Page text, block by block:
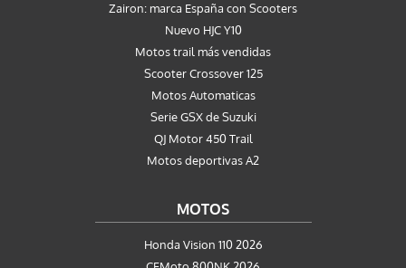
Zairon: marca España con Scooters
Nuevo HJC Y10
Motos trail más vendidas
Scooter Crossover 125
Motos Automaticas
Serie GSX de Suzuki
QJ Motor 450 Trail
Motos deportivas A2
MOTOS
Honda Vision 110 2026